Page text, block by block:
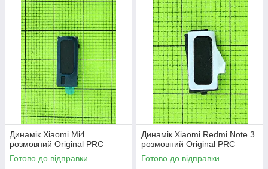
Динамік Xiaomi Mi4
розмовний Original PRC
Готово до відправки
Динамік Xiaomi Redmi Note 3
розмовний Original PRC
Готово до відправки